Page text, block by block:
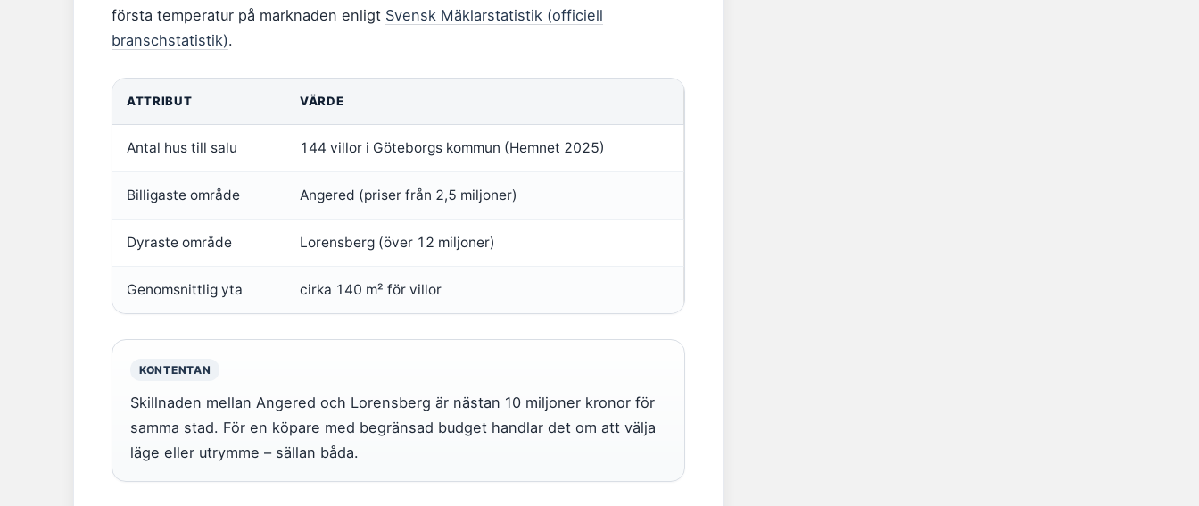
första temperatur på marknaden enligt Svensk Mäklarstatistik (officiell
branschstatistik).
ATTRIBUT VÄRDE
Antal hus till salu 144 villor i Göteborgs kommun (Hemnet 2025)
Billigaste område Angered (priser från 2,5 miljoner)
Dyraste område Lorensberg (över 12 miljoner)
Genomsnittlig yta cirka 140 m² för villor
KONTENTAN
Skillnaden mellan Angered och Lorensberg är nästan 10 miljoner kronor för
samma stad. För en köpare med begränsad budget handlar det om att välja
läge eller utrymme – sällan båda.